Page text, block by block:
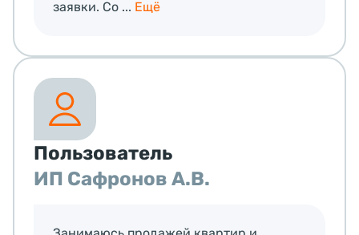
заявки. Со ... Ещё
Пользователь
ИП Сафронов А.В.